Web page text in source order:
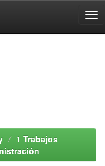
1 Trabajos